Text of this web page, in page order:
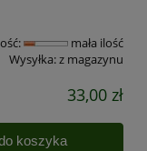
mała ilość
Wysyłka:z magazynu
33,00 zł
koszyka